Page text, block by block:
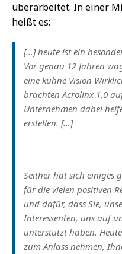
überarbeitet. In einer
heißt es:
[…] heute ist ein
Vor genau 12 Jahren
eine kühne Vision
brachten Acrolinx 1.0
Unternehmen dabei
erstellen. […]
Seither hat sich einiges
für die vielen positiven
und dafür, dass Sie,
Interessenten, uns auf
unterstützt haben.
zum Anlass nehmen,